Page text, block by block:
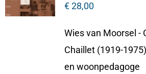
€28,00
Wies van Moorsel -
Chaillet (1919-
en woonpedagoge